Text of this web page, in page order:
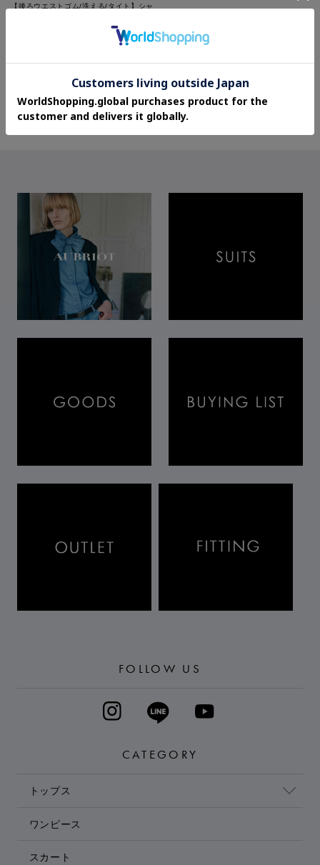
【後ろウエストゴム/洗える/タイト】シャ
3.2 (4件)
さらに30%OFF
FOLLOW US
CATEGORY
トップス
ワンピース
スカート